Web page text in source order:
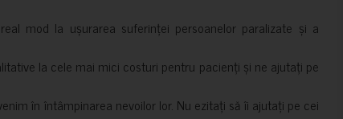
mod la ușurarea suferinței persoanelor paralizate și a
la cele mai mici costuri pentru pacienți și ne ajutați pe
în întâmpinarea nevoilor lor. Nu ezitați să îi ajutați pe cei